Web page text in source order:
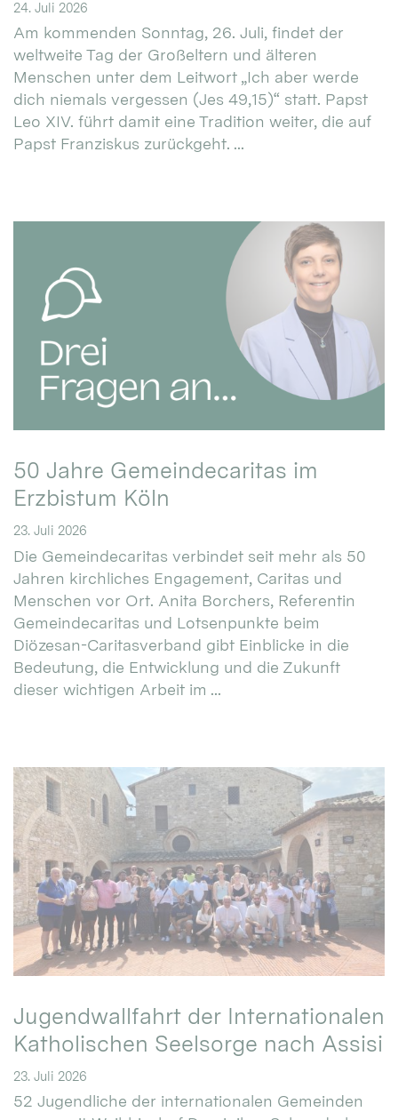
24. Juli 2026
Am kommenden Sonntag, 26. Juli, findet der
weltweite Tag der Großeltern und älteren
Menschen unter dem Leitwort „Ich aber werde
dich niemals vergessen (Jes 49,15)“ statt. Papst
Leo XIV. führt damit eine Tradition weiter, die auf
Papst Franziskus zurückgeht. ...
50 Jahre Gemeindecaritas im
Erzbistum Köln
23. Juli 2026
Die Gemeindecaritas verbindet seit mehr als 50
Jahren kirchliches Engagement, Caritas und
Menschen vor Ort. Anita Borchers, Referentin
Gemeindecaritas und Lotsenpunkte beim
Diözesan-Caritasverband gibt Einblicke in die
Bedeutung, die Entwicklung und die Zukunft
dieser wichtigen Arbeit im ...
Jugendwallfahrt der Internationalen
Katholischen Seelsorge nach Assisi
23. Juli 2026
52 Jugendliche der internationalen Gemeinden